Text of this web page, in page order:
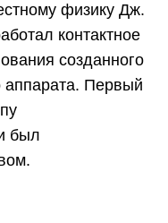
физику Дж.
контактное
созданного
аппарата. Первый
был